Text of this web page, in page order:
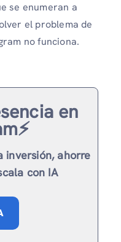
se enumeran a
el problema de
no funciona.
en
inversión, ahorre
con IA